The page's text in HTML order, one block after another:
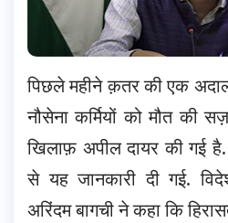
पिछले महीने क़तर की एक
नौसेना कर्मियों को मौत की
खिलाफ़ अपील दायर की गई
से यह जानकारी दी गई.
अरिंदम बागची ने कहा कि